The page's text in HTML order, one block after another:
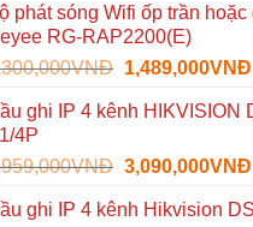
là:
1,600,000VNĐ.
phát sóng Wifi ốp trần
RG-RAP2200(E)
VNĐ Giá
là:
1,489,000VNĐ
ghi IP 4 kênh HIKVISION
4P
VNĐ Giá
là:
3,090,000VNĐ
ghi IP 4 kênh Hikvision